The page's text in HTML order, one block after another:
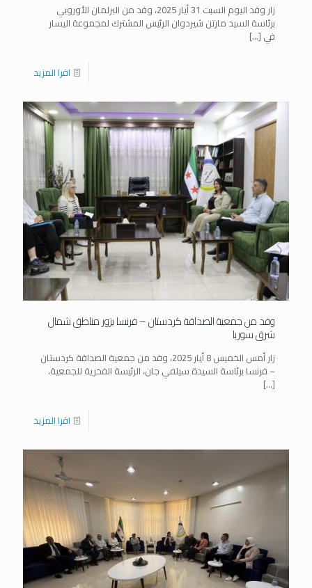
زار وفد اليوم السبت 31 أيار 2025، وفد من البرلمان الأوروبي
برئاسة السيد مارتن شيردوان الرئيس المشترك لمجموعة اليسار
في […]
اقرا المزيد
وفد من جمعية الصداقة كردستان – فرنسا يزور مناطق شمال
شرق سوريا
زار أمس الخميس 8 أيار 2025، وفد من جمعية الصداقة كردستان
– فرنسا برئاسة السيدة سيلفي جان، الرئيسة الفخرية للجمعية،
[…]
اقرا المزيد